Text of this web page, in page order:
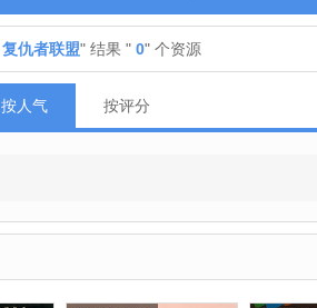
专题 会员
复仇者联盟" 结果 " 0" 个资源
按人气 按评分